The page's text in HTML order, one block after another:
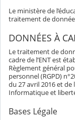
Le ministère de
traitement de
DONNÉES À
Le traitement de
cadre de l’ENT est
Règlement général
personnel (RGPD)
du 27 avril 2016 et de
Informatique et
Bases Légale